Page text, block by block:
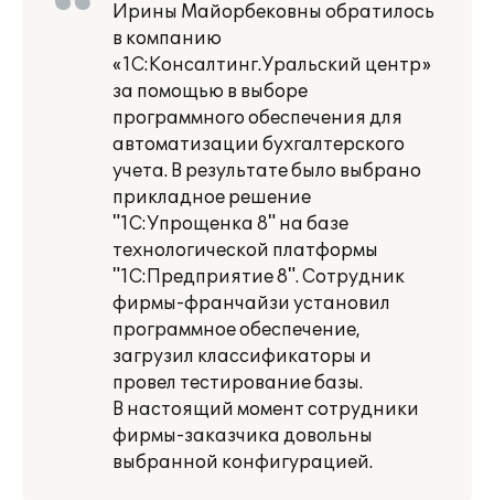
Ирины Майорбековны обратилось
в компанию
«1С:Консалтинг.Уральский центр»
за помощью в выборе
программного обеспечения для
автоматизации бухгалтерского
учета. В результате было выбрано
прикладное решение
"1С:Упрощенка 8" на базе
технологической платформы
"1С:Предприятие 8". Сотрудник
фирмы-франчайзи установил
программное обеспечение,
загрузил классификаторы и
провел тестирование базы.
В настоящий момент сотрудники
фирмы-заказчика довольны
выбранной конфигурацией.